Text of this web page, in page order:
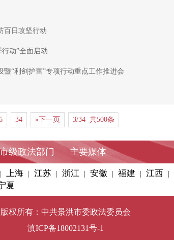
百日攻坚行动
动”全面启动
“利剑护蕾”专项行动重点工作推进会
34 »下一页 3/34 共500条
市级政法部门 主要媒体
上海 江苏 浙江 安徽 福建 江西
夏
版权所有：中共景洪市委政法委员会
滇ICP备18002131号-1